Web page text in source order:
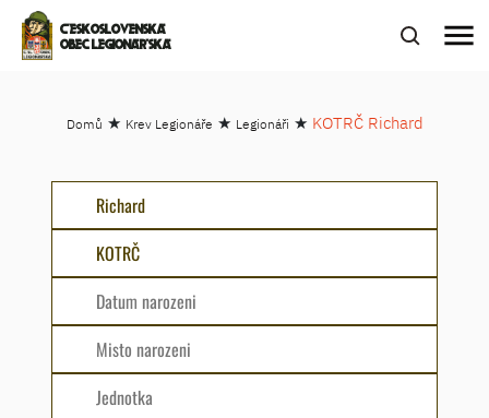
ČESKOSLOVENSKÁ
OBEC LEGIONÁŘSKÁ
menu
Domů ★ Krev Legionáře ★ Legionáři ★ KOTRČ Richard